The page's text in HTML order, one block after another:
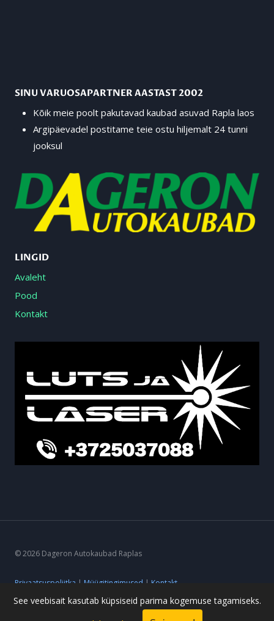
SINU VARUOSAPARTNER AASTAST 2002
Kõik meie poolt pakutavad kaubad asuvad Rapla laos
Argipäevadel postitame teie ostu hiljemalt 24 tunni
jooksul
LINGID
Avaleht
Pood
Kontakt
© 2026 Dageron Autokaubad Raplas
Privaatsuspoliitka | Müügitingimused | Kontakt
See veebisait kasutab küpsiseid parima kogemuse tagamiseks.